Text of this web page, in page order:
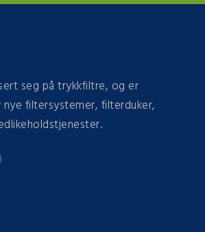
seg på trykkfiltre, og er
filtersystemer, filterduker,